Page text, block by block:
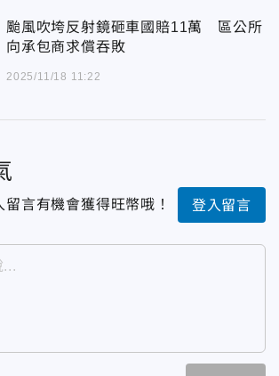
颱風吹垮反射鏡砸車國賠11萬 區公所
向承包商求償吞敗
2025/11/18 11:22
留言有機會獲得旺幣哦！ 登入留言